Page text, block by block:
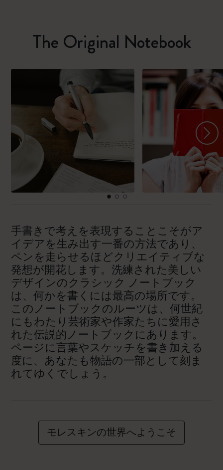
The Original Notebook
手書きで考えを表現することこそがア
イデアを生み出す一番の方法であり、
ペンを走らせるほどクリエイティブな
発想が開花します。洗練された美しい
デザインのクラシック ノートブック
は、何かを書くには最高の場所です。
このノートブックのルーツは、何世紀
にもわたり芸術家や作家たちに愛用さ
れた伝説的ノートブックにあります。
ページに言葉やスケッチを書き加える
度に、あなたも物語の一部として刻ま
れてゆくでしょう。
モレスキンの世界へようこそ